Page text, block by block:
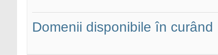
Domenii disponibile în curând